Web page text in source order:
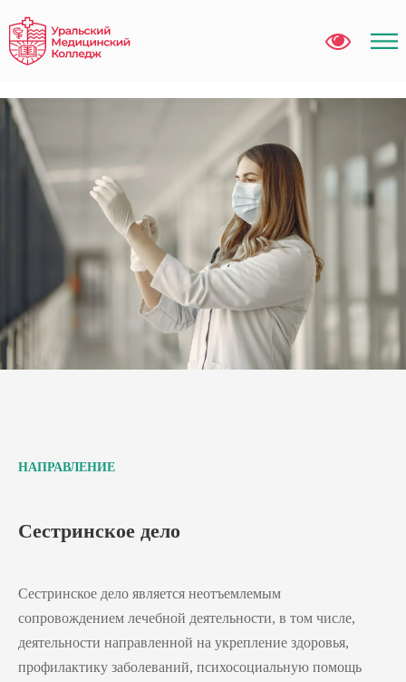
НАПРАВЛЕНИЕ
Сестринское дело
Сестринское дело является неотъемлемым
сопровождением лечебной деятельности, в том числе,
деятельности направленной на укрепление здоровья,
профилактику заболеваний, психосоциальную помощь